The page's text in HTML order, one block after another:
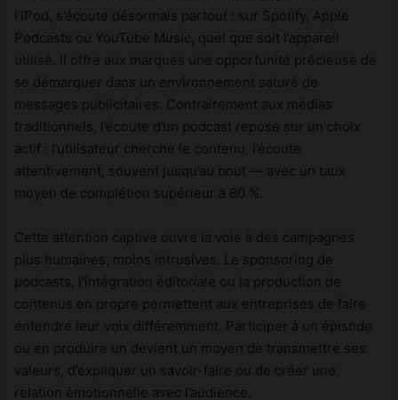
l’iPod, s’écoute désormais partout : sur Spotify, Apple
Podcasts ou YouTube Music, quel que soit l’appareil
utilisé. Il offre aux marques une opportunité précieuse de
se démarquer dans un environnement saturé de
messages publicitaires. Contrairement aux médias
traditionnels, l’écoute d’un podcast repose sur un choix
actif : l’utilisateur cherche le contenu, l’écoute
attentivement, souvent jusqu’au bout — avec un taux
moyen de complétion supérieur à 80 %.
Cette attention captive ouvre la voie à des campagnes
plus humaines, moins intrusives. Le sponsoring de
podcasts, l’intégration éditoriale ou la production de
contenus en propre permettent aux entreprises de faire
entendre leur voix différemment. Participer à un épisode
ou en produire un devient un moyen de transmettre ses
valeurs, d’expliquer un savoir-faire ou de créer une
relation émotionnelle avec l’audience.